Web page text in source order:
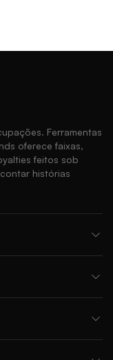
Ferramentas
oferece faixas,
feitos sob
histórias